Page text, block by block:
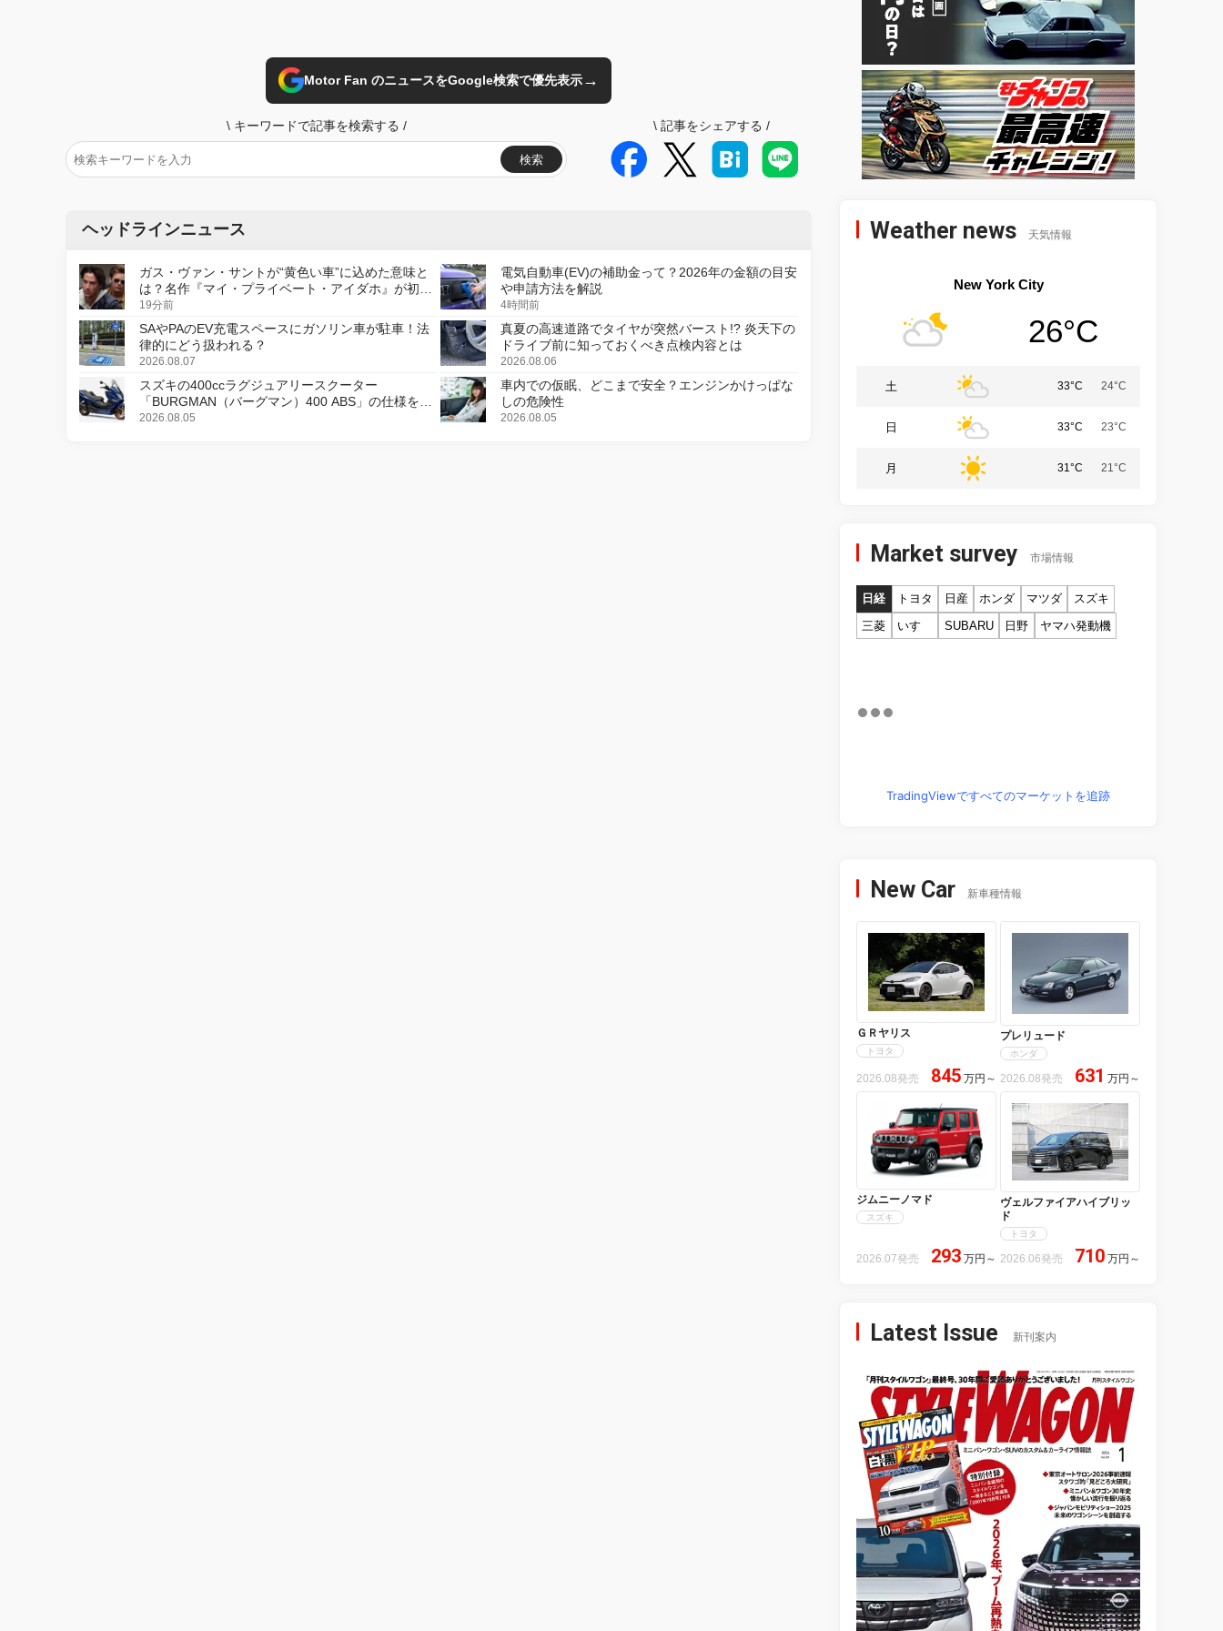
Motor Fan のニュースをGoogle検索で優先表示→
\ キーワードで記事を検索する /
検索
\ 記事をシェアする /
ヘッドラインニュース
ガス・ヴァン・サントが“黄色い車”に込めた意味と
は？名作『マイ・プライベート・アイダホ』が初の
デジタルリマスター版で復活
19分前
電気自動車(EV)の補助金って？2026年の金額の目安
や申請方法を解説
4時間前
SAやPAのEV充電スペースにガソリン車が駐車！法
律的にどう扱われる？
2026.08.07
真夏の高速道路でタイヤが突然バースト!? 炎天下の
ドライブ前に知っておくべき点検内容とは
2026.08.06
スズキの400ccラグジュアリースクーター
「BURGMAN（バーグマン）400 ABS」の仕様を変
更し、8月18日に発売
2026.08.05
車内での仮眠、どこまで安全？エンジンかけっぱな
しの危険性
2026.08.05
Weather news 天気情報
New York City
26°C
土 33°C 24°C
日 33°C 23°C
月 31°C 21°C
Market survey 市場情報
日経 トヨタ 日産 ホンダ マツダ
スズキ
三菱
いすゞ SUBARU 日野 ヤマハ発動機
TradingViewですべてのマーケットを追跡
New Car 新車種情報
ＧＲヤリス
トヨタ
2026.08発売 845 万円 ～
プレリュード
ホンダ
2026.08発売 631 万円 ～
ジムニーノマド
スズキ
2026.07発売 293 万円 ～
ヴェルファイアハイブリッ
ド
トヨタ
2026.06発売 710 万円 ～
Latest Issue 新刊案内